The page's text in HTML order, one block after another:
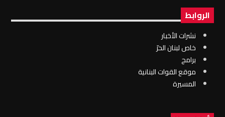
الروابط
نشرات الأخبار
خاص لبنان الحرّ
برامج
موقع القوات البنانية
المسيرة